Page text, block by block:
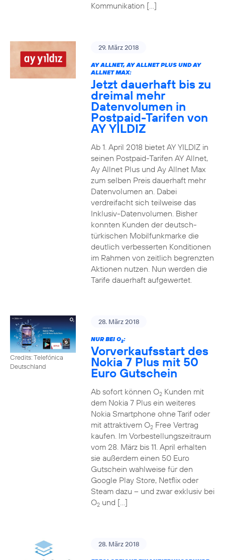
Kommunikation […]
29. März 2018
AY ALLNET, AY ALLNET PLUS UND AY
ALLNET MAX:
Jetzt dauerhaft bis zu
dreimal mehr
Datenvolumen in
Postpaid-Tarifen von
AY YILDIZ
Ab 1. April 2018 bietet AY YILDIZ in
seinen Postpaid-Tarifen AY Allnet,
Ay Allnet Plus und Ay Allnet Max
zum selben Preis dauerhaft mehr
Datenvolumen an. Dabei
verdreifacht sich teilweise das
Inklusiv-Datenvolumen. Bisher
konnten Kunden der deutsch-
türkischen Mobilfunkmarke die
deutlich verbesserten Konditionen
im Rahmen von zeitlich begrenzten
Aktionen nutzen. Nun werden die
Tarife dauerhaft aufgewertet.
Credits: Telefónica
Deutschland
28. März 2018
NUR BEI O2:
Vorverkaufsstart des
Nokia 7 Plus mit 50
Euro Gutschein
Ab sofort können O2Kunden mit
dem Nokia 7 Plus ein weiteres
Nokia Smartphone ohne Tarif oder
mit attraktivem O2Free Vertrag
kaufen. Im Vorbestellungszeitraum
vom 28. März bis 11. April erhalten
sie außerdem einen 50 Euro
Gutschein wahlweise für den
Google Play Store, Netflix oder
Steam dazu – und zwar exklusiv bei
O2und […]
28. März 2018